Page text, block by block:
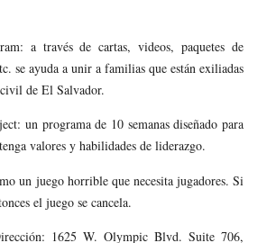
a través de cartas, videos, paquetes de
se ayuda a unir a familias que están exiliadas
de El Salvador.
un programa de 10 semanas diseñado para
valores y habilidades de liderazgo.
un juego horrible que necesita jugadores. Si
el juego se cancela.
1625 W. Olympic Blvd. Suite 706,